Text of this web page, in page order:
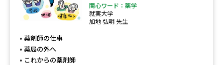
関心ワード：薬学
就実大学
加地 弘明 先生
薬剤師の仕事
薬局の外へ
これからの薬剤師